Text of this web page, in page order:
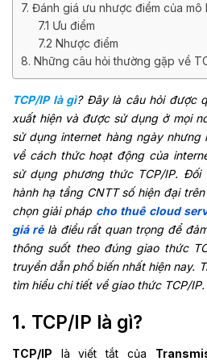
7. Đánh giá ưu nhược điểm của mô
7.1 Ưu điểm
7.2 Nhược điểm
8. Những câu hỏi thường gặp về
TCP/IP là gì? Đây là câu hỏi được
xuất hiện và được sử dụng ở mọi
sử dụng internet hàng ngày nhưng
về cách thức hoạt động của
sử dụng phương thức TCP/IP. Đối
hành hạ tầng CNTT số hiện đại
chọn giải pháp cho thuê cloud
giá rẻlà điều rất quan trọng để
thông suốt theo đúng giao thức
truyền dẫn phổ biến nhất hiện nay.
tìm hiểu chi tiết về giao thức TCP/IP.
1. TCP/IP là gì?
TCP/IP là viết tắt của